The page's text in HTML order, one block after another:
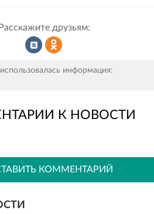
друзьям:
во
ВКонтакте
Одноклассниках
информация:
К НОВОСТИ
КОММЕНТАРИЙ